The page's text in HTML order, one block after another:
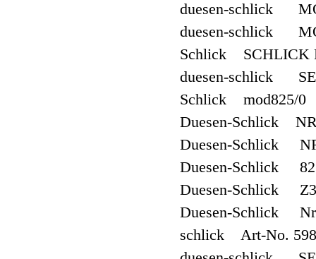
duesen-schlick
duesen-schlick
Schlick SCHLICK
duesen-schlick
Schlick mod825/0
Duesen-Schlick
Duesen-Schlick
Duesen-Schlick
Duesen-Schlick
Duesen-Schlick
schlick Art-No.